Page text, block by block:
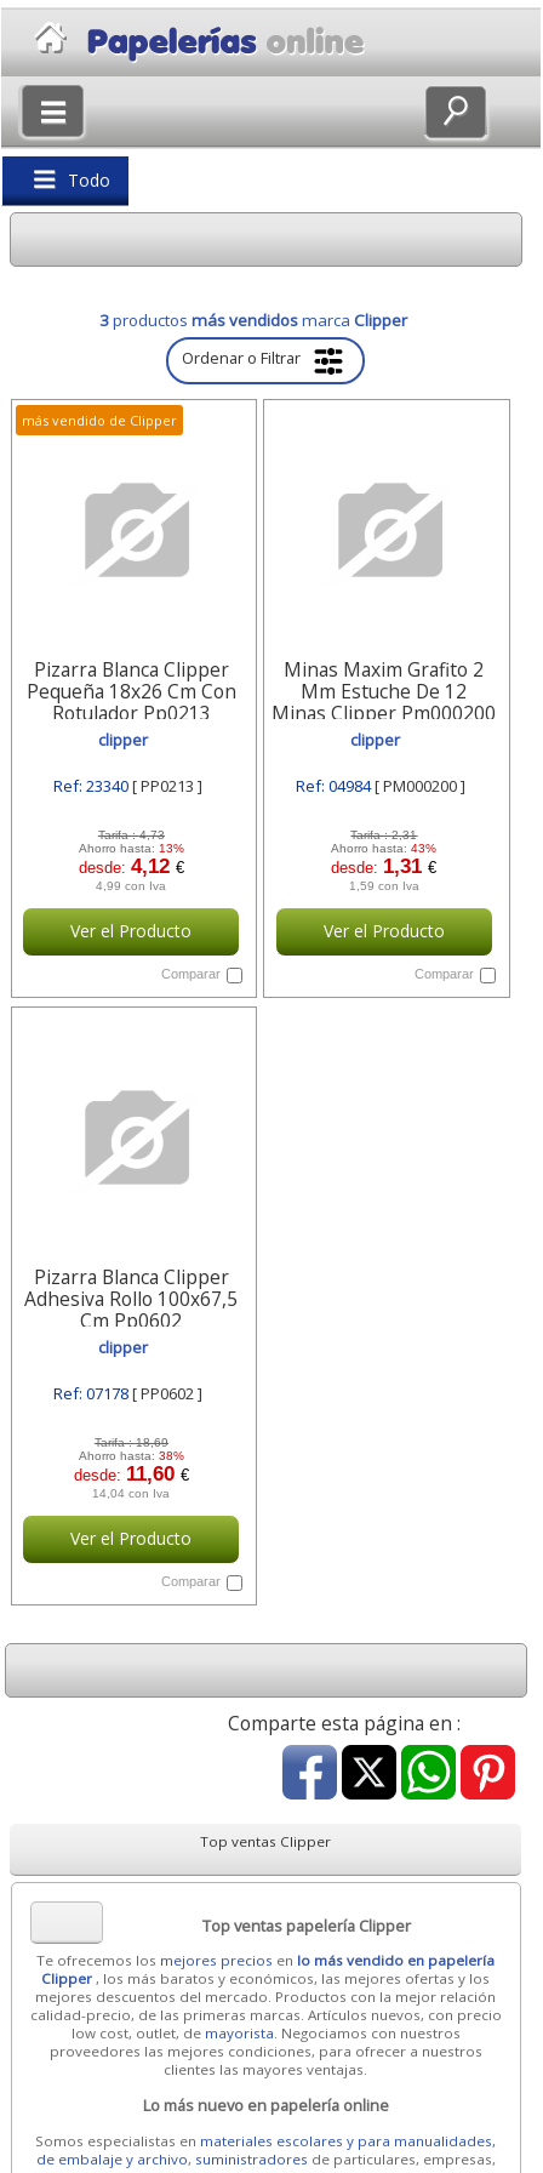
Todo
Volver
3productos más vendidosmarca Clipper
Ordenar o Filtrar
más vendido de Clipper
Pizarra Blanca Clipper
Pequeña 18x26 Cm Con
Rotulador Pp0213
clipper
Ref: 23340[ PP0213 ]
Tarifa :4,73
Ahorro hasta: 13%
desde: 4,12 €
4,99 con Iva
Ver el Producto
Comparar
Minas Maxim Grafito 2
Mm Estuche De 12
Minas Clipper Pm000200
clipper
Ref: 04984[ PM000200 ]
Tarifa :2,31
Ahorro hasta:43%
desde: 1,31€
1,59 con Iva
Ver el Producto
Comparar
Pizarra Blanca Clipper
Adhesiva Rollo 100x67,5
Cm Pp0602
clipper
Ref: 07178[ PP0602 ]
Tarifa :18,69
Ahorro hasta: 38%
desde: 11,60 €
14,04 con Iva
Ver el Producto
Comparar
Comparte esta página en :
Top ventas Clipper
Top ventas papelería Clipper
Te ofrecemos los mejores precios en lo más vendido en papelería
Clipper , los más baratos y económicos, las mejores ofertas y los
mejores descuentos del mercado. Productos con la mejor relación
calidad-precio, de las primeras marcas. Artículos nuevos, con precio
low cost, outlet, de mayorista . Negociamos con nuestros
proveedores las mejores condiciones, para ofrecer a nuestros
clientes las mayores ventajas.
Lo más nuevo en papelería online
Somos especialistas en materiales escolares y para manualidades,
de embalaje y archivo, suministradores de particulares, empresas,